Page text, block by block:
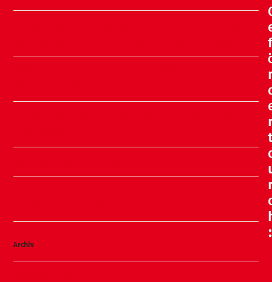
Archiv
f
r
r
t
r
: